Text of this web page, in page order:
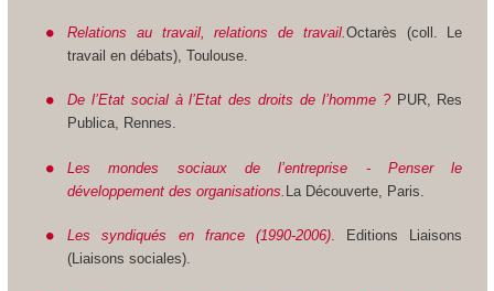
Relations au travail, relations de travail. Octarès (coll. Le
travail en débats), Toulouse.
De l’Etat social à l’Etat des droits de l’homme ?PUR, Res
Publica, Rennes.
Les mondes sociaux de l’entreprise - Penser le
développement des organisations. La Découverte, Paris.
Les syndiqués en france (1990-2006). Editions Liaisons
(Liaisons sociales).